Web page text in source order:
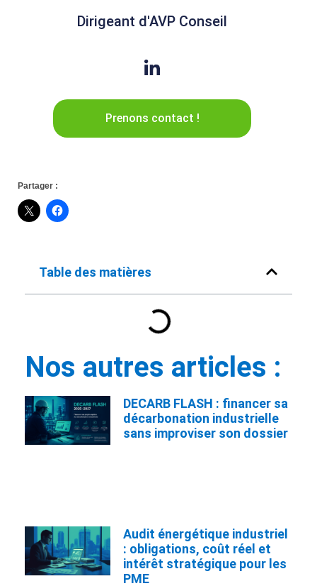
Dirigeant d'AVP Conseil
Prenons contact !
Partager :
Table des matières
Nos autres articles :
DECARB FLASH : financer sa
décarbonation industrielle
sans improviser son dossier
Audit énergétique industriel
: obligations, coût réel et
intérêt stratégique pour les
PME